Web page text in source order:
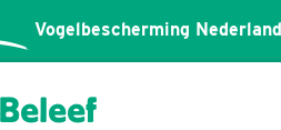
Vogelbescherming Nederland